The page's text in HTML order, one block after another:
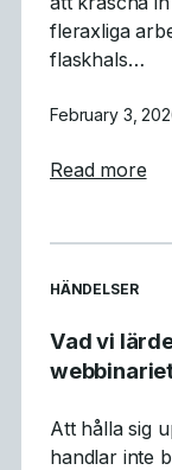
fleraxliga
flaskhals…
February 3,
Read more
READ MORE
HÄNDELSER
Vad vi
Att hålla sig
handlar inte